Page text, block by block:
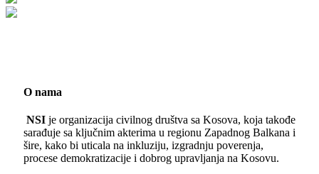
O nama
NSI je organizacija civilnog društva sa Kosova, koja takođe
sarađuje sa ključnim akterima u regionu Zapadnog Balkana i
šire, kako bi uticala na inkluziju, izgradnju poverenja,
procese demokratizacije i dobrog upravljanja na Kosovu.